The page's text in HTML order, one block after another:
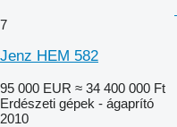
7
Jenz HEM 582
95 000 EUR ≈ 34 400 000 Ft
Erdészeti gépek - ágaprító
2010